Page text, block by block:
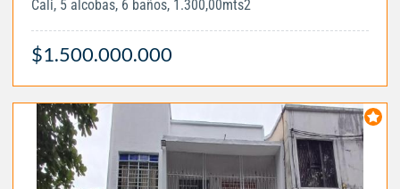
Cali, 5 alcobas, 6 baños, 1.300,00mts2
$1.500.000.000